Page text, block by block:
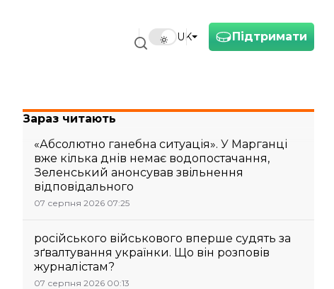
Підтримати
UK
Зараз читають
«Абсолютно ганебна ситуація». У Марганці
вже кілька днів немає водопостачання,
Зеленський анонсував звільнення
відповідального
07 серпня 2026 07:25
російського військового вперше судять за
зґвалтування українки. Що він розповів
журналістам?
07 серпня 2026 00:13